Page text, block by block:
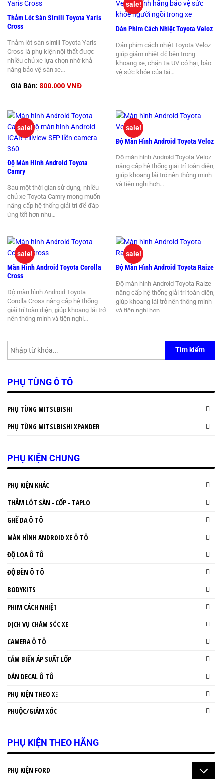
Thảm Lót Sàn Simili Toyota Yaris
Cross
Thảm lót sàn simili Toyota Yaris
Cross là phụ kiện nội thất được
nhiều chủ xe lựa chọn nhờ khả
năng bảo vệ sàn xe…
Giá Bán: 800.000 VNĐ
Dán Phim Cách Nhiệt Toyota Veloz
Dán phim cách nhiệt Toyota Veloz
giúp giảm nhiệt độ bên trong
khoang xe, chặn tia UV có hại, bảo
vệ sức khỏe của tài…
sale!
Độ Màn Hình Android Toyota
Camry
Sau một thời gian sử dụng, nhiều
chủ xe Toyota Camry mong muốn
nâng cấp hệ thống giải trí để đáp
ứng tốt hơn nhu…
sale!
Độ Màn Hình Android Toyota Veloz
Độ màn hình Android Toyota Veloz
nâng cấp hệ thống giải trí toàn diện,
giúp khoang lái trở nên thông minh
và tiện nghi hơn…
sale!
Màn Hình Android Toyota Corolla
Cross
Độ màn hình Android Toyota
Corolla Cross nâng cấp hệ thống
giải trí toàn diện, giúp khoang lái trở
nên thông minh và tiện nghi…
sale!
Độ Màn Hình Android Toyota Raize
Độ màn hình Android Toyota Raize
nâng cấp hệ thống giải trí toàn diện,
giúp khoang lái trở nên thông minh
và tiện nghi hơn…
sale!
Tìm kiếm
PHỤ TÙNG Ô TÔ
PHỤ TÙNG MITSUBISHI
PHỤ TÙNG MITSUBISHI XPANDER
PHỤ KIỆN CHUNG
PHỤ KIỆN KHÁC
THẢM LÓT SÀN - CỐP - TAPLO
GHẾ DA Ô TÔ
MÀN HÌNH ANDROID XE Ô TÔ
ĐỘ LOA Ô TÔ
ĐỘ ĐÈN Ô TÔ
BODYKITS
PHIM CÁCH NHIỆT
DỊCH VỤ CHĂM SÓC XE
CAMERA Ô TÔ
CẢM BIẾN ÁP SUẤT LỐP
DÁN DECAL Ô TÔ
PHỤ KIỆN THEO XE
PHUỘC/GIẢM XÓC
PHỤ KIỆN THEO HÃNG
PHỤ KIỆN FORD